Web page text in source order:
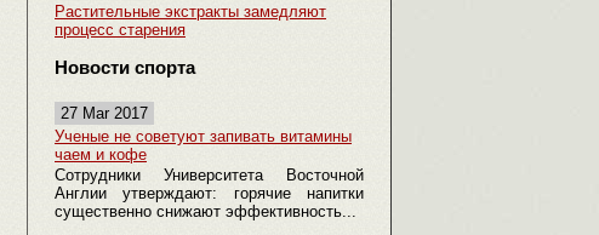
Растительные экстракты замедляют
процесс старения
Новости спорта
27 Mar 2017
Ученые не советуют запивать витамины
чаем и кофе
Сотрудники Университета Восточной
Англии утверждают: горячие напитки
существенно снижают эффективность...